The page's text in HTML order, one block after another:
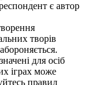
є автор
творів
для осіб
іграх може
правил